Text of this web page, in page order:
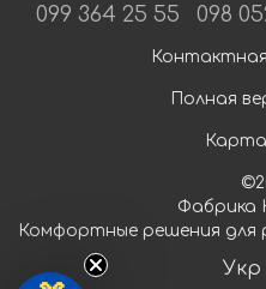
099 364 25 55 098
Полная
Фабрика
Комфортные решения
Укр